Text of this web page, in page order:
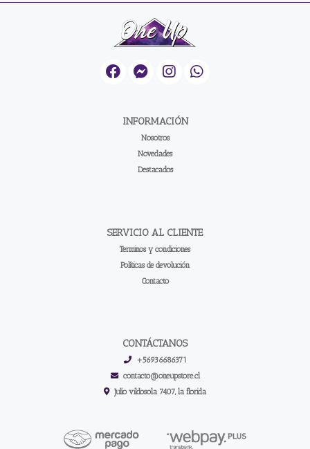
INFORMACIÓN
Nosotros
Novedades
Destacados
SERVICIO AL CLIENTE
Terminos y condiciones
Políticas de devolución
Contacto
CONTÁCTANOS
+56936686371
contacto@oneupstore.cl
Julio vildosola 7407, la florida